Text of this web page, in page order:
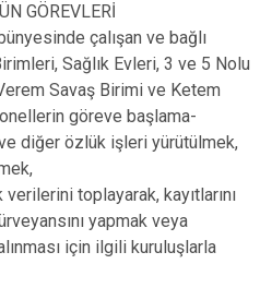
GÖREVLERİ
çalışan ve bağlı
Sağlık Evleri, 3 ve 5 Nolu
Savaş Birimi ve Ketem
göreve başlama-
diğer özlük işleri yürütülmek,
toplayarak, kayıtlarını
yapmak veya
için ilgili kuruluşlarla